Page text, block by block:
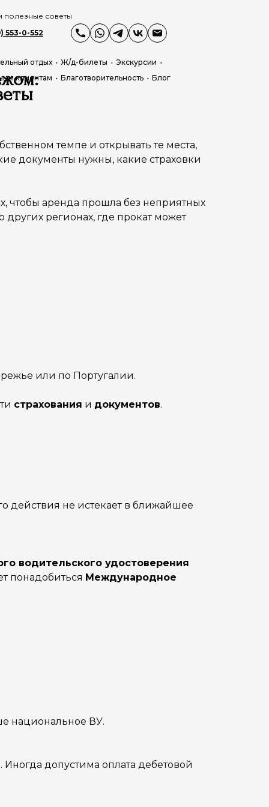
553-0-552
отдых Ж/д-билеты
Экскурсии
клиентам
Благотворительность Блог
темпе и открывать те места,
документы нужны, какие страховки
чтобы аренда прошла без неприятных
регионах, где прокат может
или по Португалии.
страхования и документов.
действия не истекает в ближайшее
водительского удостоверения
понадобиться Международное
национальное ВУ.
допустима оплата дебетовой
полезные советы